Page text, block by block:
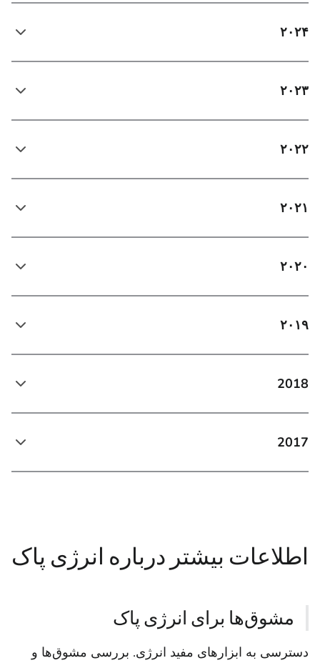
۲۰۲۴
۲۰۲۳
۲۰۲۲
۲۰۲۱
۲۰۲۰
۲۰۱۹
2018
2017
اطلاعات بیشتر درباره انرژی پاک
مشوق‌ها برای انرژی پاک
دسترسی به ابزارهای مفید انرژی. بررسی مشوق‌ها و